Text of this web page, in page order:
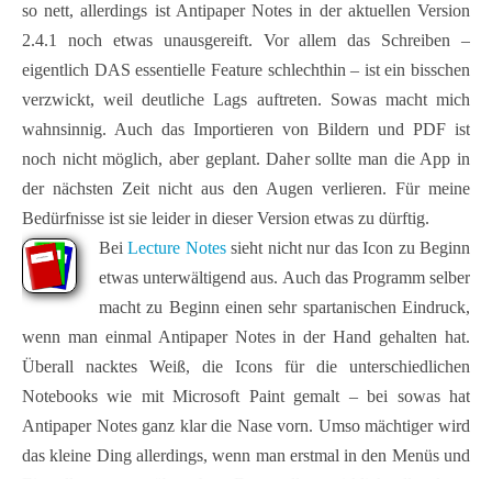
so nett, allerdings ist Antipaper Notes in der aktuellen Version
2.4.1 noch etwas unausgereift. Vor allem das Schreiben –
eigentlich DAS essentielle Feature schlechthin – ist ein bisschen
verzwickt, weil deutliche Lags auftreten. Sowas macht mich
wahnsinnig. Auch das Importieren von Bildern und PDF ist
noch nicht möglich, aber geplant. Daher sollte man die App in
der nächsten Zeit nicht aus den Augen verlieren. Für meine
Bedürfnisse ist sie leider in dieser Version etwas zu dürftig.
BeiLecture Notessieht nicht nur das Icon zu Beginn
etwas unterwältigend aus. Auch das Programm selber
macht zu Beginn einen sehr spartanischen Eindruck,
wenn man einmal Antipaper Notes in der Hand gehalten hat.
Überall nacktes Weiß, die Icons für die unterschiedlichen
Notebooks wie mit Microsoft Paint gemalt – bei sowas hat
Antipaper Notes ganz klar die Nase vorn. Umso mächtiger wird
das kleine Ding allerdings, wenn man erstmal in den Menüs und